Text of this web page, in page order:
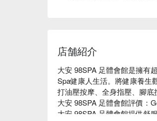
店舗紹介
大安 98SPA 足體會館是擁有
Spa健康人生活。將健康養生
打油壓按摩、全身指壓、腳底
大安 98SPA 足體會館評價：
大安 98SPA 足體會館提供舒